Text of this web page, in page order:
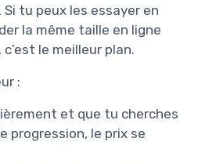
tu peux les essayer en
la même taille en ligne
le meilleur plan.
:
et que tu cherches
progression, le prix se